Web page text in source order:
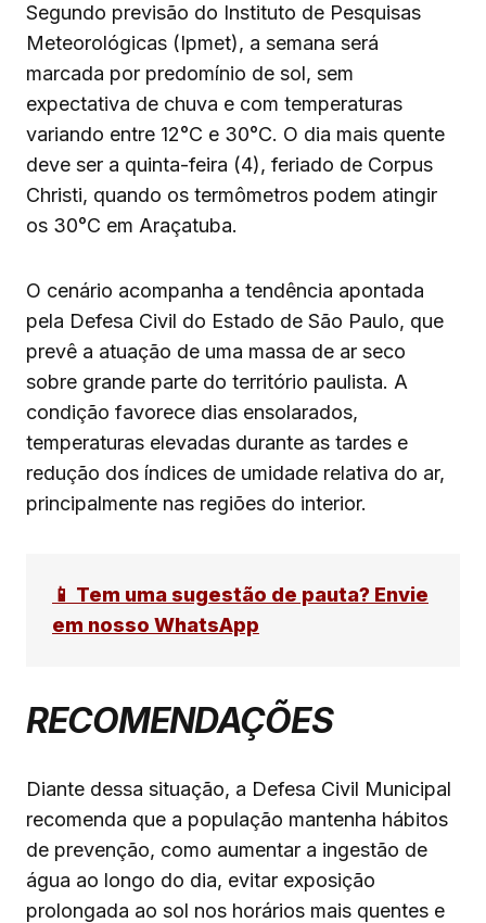
Segundo previsão do Instituto de Pesquisas
Meteorológicas (Ipmet), a semana será
marcada por predomínio de sol, sem
expectativa de chuva e com temperaturas
variando entre 12°C e 30°C. O dia mais quente
deve ser a quinta-feira (4), feriado de Corpus
Christi, quando os termômetros podem atingir
os 30°C em Araçatuba.
O cenário acompanha a tendência apontada
pela Defesa Civil do Estado de São Paulo, que
prevê a atuação de uma massa de ar seco
sobre grande parte do território paulista. A
condição favorece dias ensolarados,
temperaturas elevadas durante as tardes e
redução dos índices de umidade relativa do ar,
principalmente nas regiões do interior.
📱 Tem uma sugestão de pauta? Envie
em nosso WhatsApp
RECOMENDAÇÕES
Diante dessa situação, a Defesa Civil Municipal
recomenda que a população mantenha hábitos
de prevenção, como aumentar a ingestão de
água ao longo do dia, evitar exposição
prolongada ao sol nos horários mais quentes e